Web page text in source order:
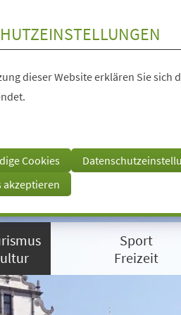
dieser Website erklären Sie sich
Cookies
akzeptieren
Sport
Freizeit